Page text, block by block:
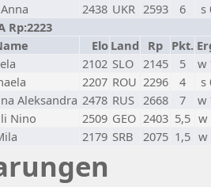
2438 UKR 2593 6
s
Rp:2223
Elo Land Rp Pkt.
2102 SLO 2145 5
w
2207 ROU 2296 4
s
Aleksandra 2478 RUS 2668 7
w
Nino 2509 GEO 2403 5,5 w
2179 SRB 2075 1,5 w